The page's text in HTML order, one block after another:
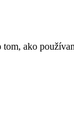
ako